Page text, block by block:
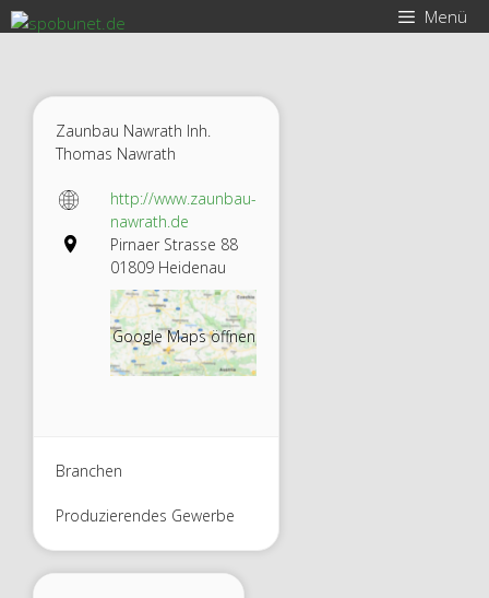
Zum
Inhalt
Menü
Zaunbau Nawrath Inh.
Thomas Nawrath
http://www.zaunbau-
nawrath.de
Pirnaer Strasse 88
01809 Heidenau
Google Maps öffnen
Branchen
Produzierendes Gewerbe